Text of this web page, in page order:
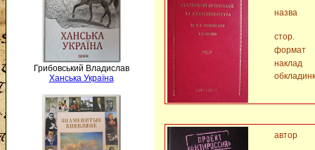
Грибовський Владислав
Ханська Україна
назва
стор.
формат
наклад
автор